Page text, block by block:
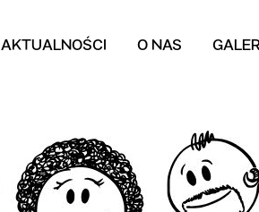
AKTUALNOŚCI O NAS